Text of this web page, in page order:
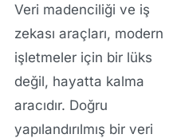
Veri madenciliği ve iş
zekası araçları, modern
işletmeler için bir lüks
değil, hayatta kalma
aracıdır. Doğru
yapılandırılmış bir veri